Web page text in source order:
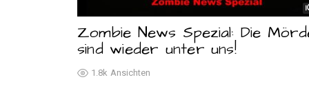
1.8k Ansichten
Zombie News Spezial: Die
sind wieder unter uns!